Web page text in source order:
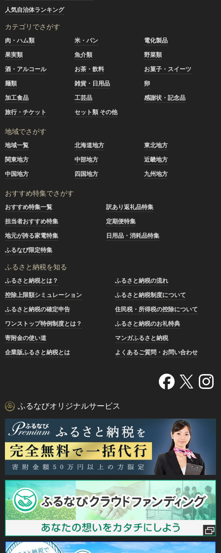
人気自治体ランキング
カテゴリでさがす
肉・ハム類 米・パン
電化製品
果実類
魚介類
野菜類
酒・アルコール
お茶・飲料
お菓子・スイーツ
麺類
雑貨・日用品
卵
加工食品
工芸品
感謝状・記念品
旅行・チケット
セット類 その他
地域でさがす
地域一覧 北海道地方
東北地方
関東地方
中部地方
近畿地方
中国地方
四国地方 九州地方
おすすめ特集でさがす
おすすめ特集一覧
訳あり返礼品特集
担当者おすすめ特集
定期便特集
地元が誇る家電特集
日用品・消耗品特集
ふるなび限定特集
ふるさと納税を知る
ふるさと納税とは？
ふるさと納税の流れ
控除上限額シミュレーション
ふるさと納税制度について
ふるさと納税の確定申告
住民税・所得税の控除について
ワンストップ特例制度とは？
ふるさと納税のお礼特典
寄附金の使い道
マンガふるさと納税
企業版ふるさと納税とは
よくあるご質問・お問い合わせ
ふるなびオリジナルサービス